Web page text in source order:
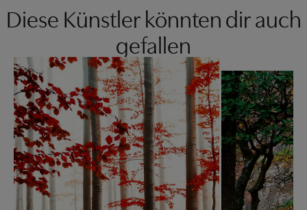
Diese Künstler könnten dir auch
gefallen